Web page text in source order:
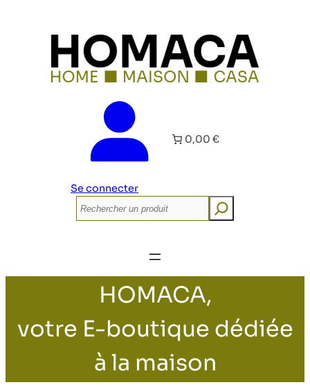
Se connecter
0,00 €
HOMACA,
votre E-boutique dédiée
à la maison